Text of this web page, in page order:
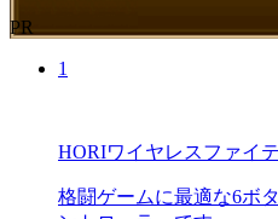
PR
1
HORIワイヤレスファイ
格闘ゲームに最適な6ボ